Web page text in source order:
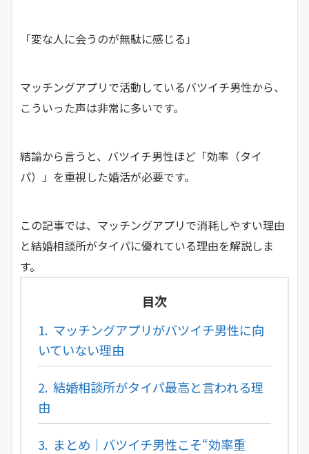
「変な人に会うのが無駄に感じる」
マッチングアプリで活動しているバツイチ男性から、
こういった声は非常に多いです。
結論から言うと、バツイチ男性ほど「効率（タイ
パ）」を重視した婚活が必要です。
この記事では、マッチングアプリで消耗しやすい理由
と結婚相談所がタイパに優れている理由を解説しま
す。
目次
1. マッチングアプリがバツイチ男性に向
いていない理由
2. 結婚相談所がタイパ最高と言われる理
由
3. まとめ｜バツイチ男性こそ“効率重